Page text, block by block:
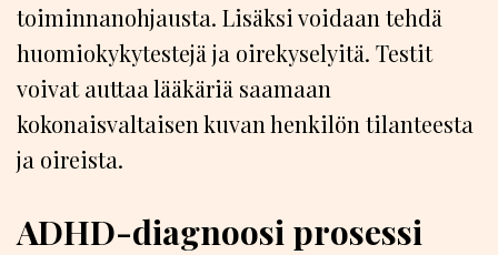
toiminnanohjausta. Lisäksi voidaan tehdä
huomiokykytestejä ja oirekyselyitä. Testit
voivat auttaa lääkäriä saamaan
kokonaisvaltaisen kuvan henkilön tilanteesta
ja oireista.
ADHD-diagnoosi prosessi